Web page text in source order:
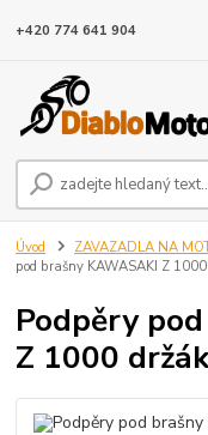
+420 774 641 904
Úvod ZAVAZADLA NA
pod brašny KAWASAKI Z
Podpěry
Z 1000